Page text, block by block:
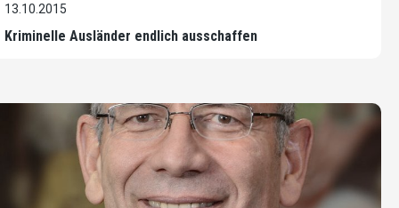
13.10.2015
Kriminelle Ausländer endlich ausschaffen